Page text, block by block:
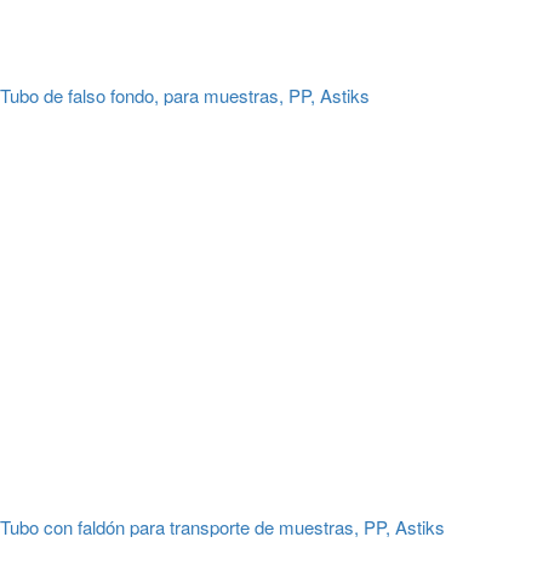
Tubo de falso fondo, para muestras, PP, Astiks
Tubo con faldón para transporte de muestras, PP, Astiks